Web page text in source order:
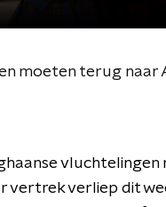
moeten terug naar
vertrek verliep dit